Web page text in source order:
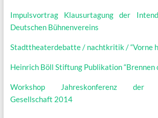
Impulsvortrag Klausurtagung der
Deutschen Bühnenvereins
Stadttheaterdebatte / nachtkritik / “Vorne
Heinrich Böll Stiftung Publikation “Brennen
Workshop Jahreskonferenz der
Gesellschaft 2014